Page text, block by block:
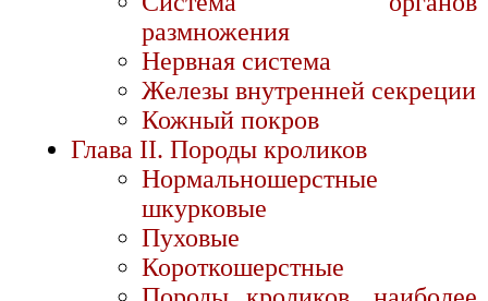
размножения
Нервная система
Железы внутренней секреции
Кожный покров
Глава II. Породы кроликов
Нормальношерстные
шкурковые
Пуховые
Короткошерстные